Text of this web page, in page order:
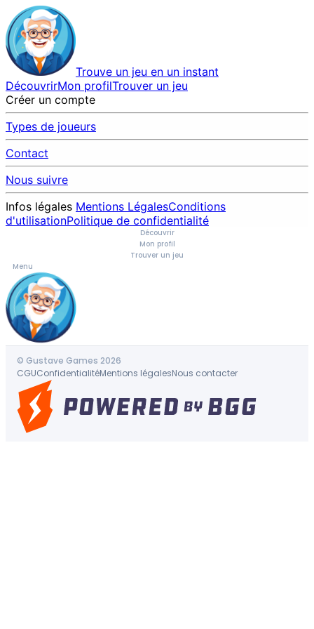
Trouve un jeu en un instant
DécouvrirMon profilTrouver un jeu
Créer un compte
Types de joueurs
Contact
Nous suivre
Infos légales Mentions LégalesConditions
d'utilisationPolitique de confidentialité
Découvrir
Mon profil
Trouver un jeu
Menu
© Gustave Games 2026
CGUConfidentialitéMentions légalesNous contacter